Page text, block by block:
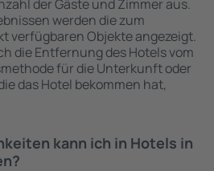
der Gäste und Zimmer aus.
werden die zum
verfügbaren Objekte angezeigt.
die Entfernung des Hotels vom
für die Unterkunft oder
das Hotel bekommen hat,
kann ich in Hotels in